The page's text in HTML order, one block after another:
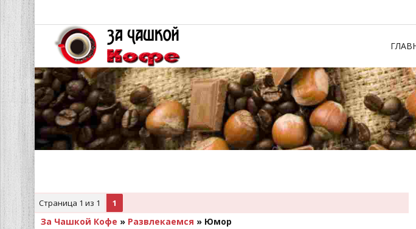
Страница 1 из 1 1
За Чашкой Кофе » Развлекаемся » Юмор